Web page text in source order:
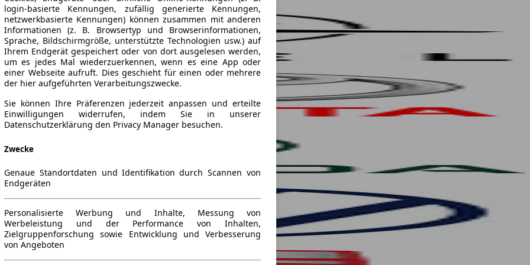
login-basierte Kennungen, zufällig generierte Kennungen,
netzwerkbasierte Kennungen) können zusammen mit anderen
Informationen (z. B. Browsertyp und Browserinformationen,
Sprache, Bildschirmgröße, unterstützte Technologien usw.) auf
Ihrem Endgerät gespeichert oder von dort ausgelesen werden,
um es jedes Mal wiederzuerkennen, wenn es eine App oder
einer Webseite aufruft. Dies geschieht für einen oder mehrere
der hier aufgeführten Verarbeitungszwecke.
Sie können Ihre Präferenzen jederzeit anpassen und erteilte
Einwilligungen widerrufen, indem Sie in unserer
Datenschutzerklärung den Privacy Manager besuchen.
Zwecke
Genaue Standortdaten und Identifikation durch Scannen von
Endgeräten
Personalisierte Werbung und Inhalte, Messung von
Werbeleistung und der Performance von Inhalten,
Zielgruppenforschung sowie Entwicklung und Verbesserung
von Angeboten